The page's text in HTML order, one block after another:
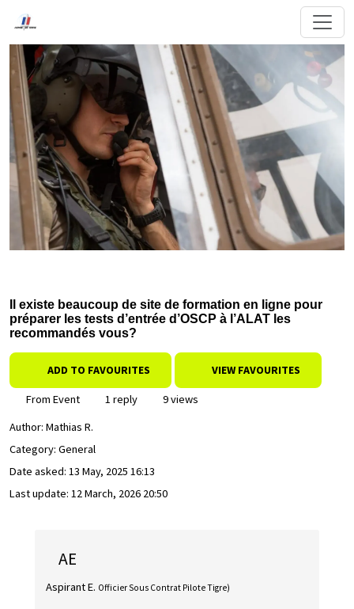
Il existe beaucoup de site de formation en ligne pour
préparer les tests d’entrée d’OSCP à l’ALAT les
recommandés vous?
ADD TO FAVOURITES VIEW FAVOURITES
From Event 1 reply
9 views
Author: Mathias R.
Category: General
Date asked: 13 May, 2025 16:13
Last update: 12 March, 2026 20:50
AE
Aspirant E. Officier Sous Contrat Pilote Tigre)